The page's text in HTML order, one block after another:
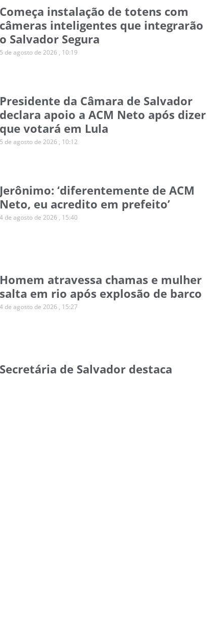
Começa instalação de totens com
câmeras inteligentes que integrarão
o Salvador Segura
5 de agosto de 2026 10:19
Presidente da Câmara de Salvador
declara apoio a ACM Neto após dizer
que votará em Lula
5 de agosto de 2026 10:12
Jerônimo: ‘diferentemente de ACM
Neto, eu acredito em prefeito’
4 de agosto de 2026 15:40
Homem atravessa chamas e mulher
salta em rio após explosão de barco
4 de agosto de 2026 15:27
Secretária de Salvador destaca